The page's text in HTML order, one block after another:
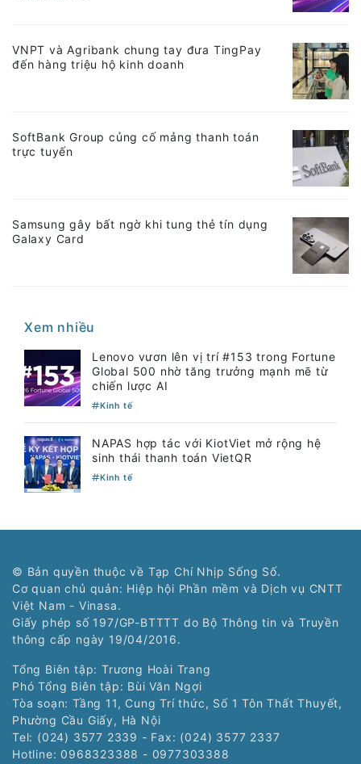
VNPT và Agribank chung tay đưa TingPay
đến hàng triệu hộ kinh doanh
SoftBank Group củng cố mảng thanh toán
trực tuyến
Samsung gây bất ngờ khi tung thẻ tín dụng
Galaxy Card
Xem nhiều
Lenovo vươn lên vị trí #153 trong Fortune
Global 500 nhờ tăng trưởng mạnh mẽ từ
chiến lược AI
Kinh tế
NAPAS hợp tác với KiotViet mở rộng hệ
sinh thái thanh toán VietQR
Kinh tế
© Bản quyền thuộc về Tạp Chí Nhịp Sống Số.
Cơ quan chủ quản: Hiệp hội Phần mềm và Dịch vụ CNTT
Việt Nam - Vinasa.
Giấy phép số 197/GP-BTTTT do Bộ Thông tin và Truyền
thông cấp ngày 19/04/2016.
Tổng Biên tập: Trương Hoài Trang
Phó Tổng Biên tập: Bùi Văn Ngợi
Tòa soạn: Tầng 11, Cung Trí thức, Số 1 Tôn Thất Thuyết,
Phường Cầu Giấy, Hà Nội
Tel: (024) 3577 2339 - Fax: (024) 3577 2337
Hotline: 0968323388 - 0977303388